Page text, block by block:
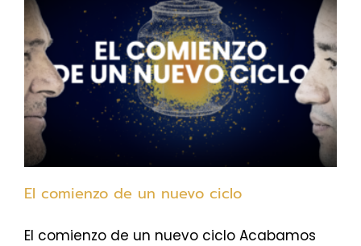
El comienzo de un nuevo ciclo
El comienzo de un nuevo ciclo Acabamos